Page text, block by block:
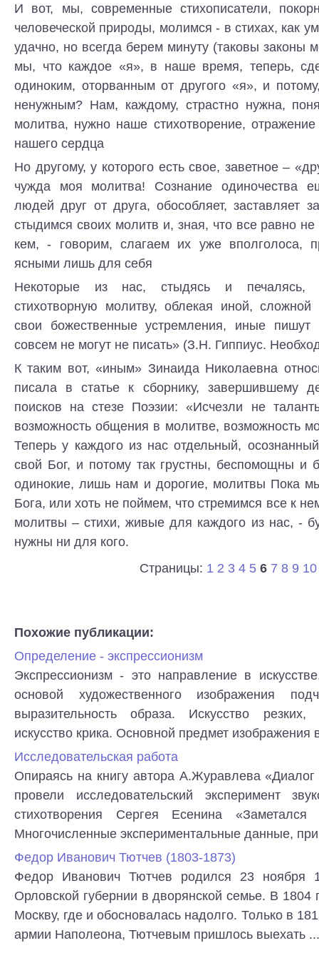
И вот, мы, современные стихописатели,
человеческой природы, молимся - в стихах, как
удачно, но всегда берем минуту (таковы законы
мы, что каждое «я», в наше время, теперь,
одиноким, оторванным от другого «я», и
ненужным? Нам, каждому, страстно нужна,
молитва, нужно наше стихотворение,
нашего сердца
Но другому, у которого есть свое, заветное –
чужда моя молитва! Сознание одиночества
людей друг от друга, обособляет, заставляет
стыдимся своих молитв и, зная, что все равно
кем, - говорим, слагаем их уже вполголоса,
ясными лишь для себя
Некоторые из нас, стыдясь и печалясь,
стихотворную молитву, облекая иной,
свои божественные устремления, иные пишут
совсем не могут не писать» (З.Н. Гиппиус.
К таким вот, «иным» Зинаида Николаевна
писала в статье к сборнику, завершившему
поисков на стезе Поэзии: «Исчезли не
возможность общения в молитве, возможность
Теперь у каждого из нас отдельный,
свой Бог, и потому так грустны, беспомощны и
одинокие, лишь нам и дорогие, молитвы Пока
Бога, или хоть не поймем, что стремимся все к
молитвы – стихи, живые для каждого из нас, -
нужны ни для кого.
Страницы: 1 2 3 4 5 6 7 8 9 10
Похожие публикации:
Определение - экспрессионизм
Экспрессионизм - это направление в
основой художественного изображения
выразительность образа. Искусство резких,
искусство крика. Основной предмет изображения
Исследовательская работа
Опираясь на книгу автора А.Журавлева
провели исследовательский эксперимент
стихотворения Сергея Есенина
Многочисленные экспериментальные данные,
Федор Иванович Тютчев (1803-1873)
Федор Иванович Тютчев родился 23 ноября
Орловской губернии в дворянской семье. В 1804
Москву, где и обосновалась надолго. Только в
армии Наполеона, Тютчевым пришлось выехать ...